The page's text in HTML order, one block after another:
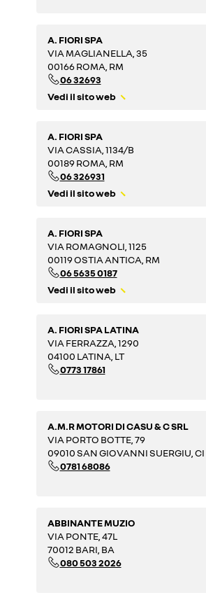
A. FIORI SPA
VIA MAGLIANELLA, 35
00166 ROMA, RM
06 32693
Vedi il sito web
A. FIORI SPA
VIA CASSIA, 1134/B
00189 ROMA, RM
06 326931
Vedi il sito web
A. FIORI SPA
VIA ROMAGNOLI, 1125
00119 OSTIA ANTICA, RM
06 5635 0187
Vedi il sito web
A. FIORI SPA LATINA
VIA FERRAZZA, 1290
04100 LATINA, LT
0773 17861
A.M.R MOTORI DI CASU & C SRL
VIA PORTO BOTTE, 79
09010 SAN GIOVANNI SUERGIU, CI
0781 68086
ABBINANTE MUZIO
VIA PONTE, 47L
70012 BARI, BA
080 503 2026